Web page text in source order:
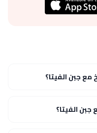
جبن الفيتا؟
الفيتا؟